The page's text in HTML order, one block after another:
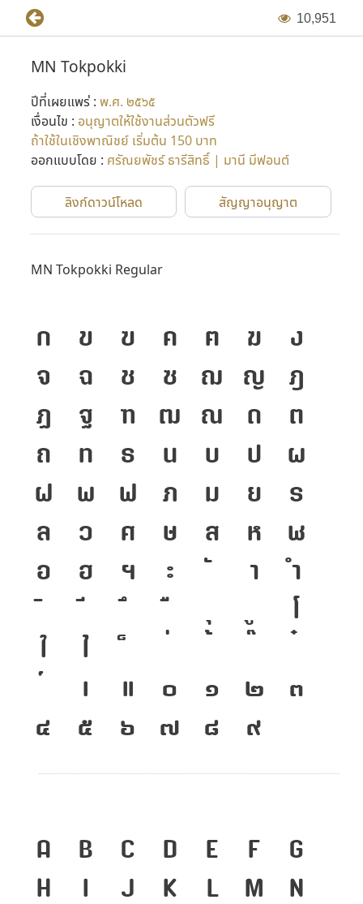
10,951
MN Tokpokki
ปีที่เผยแพร่ : พ.ศ. ๒๕๖๕
เงื่อนไข : อนุญาตให้ใช้งานส่วนตัวฟรี
ถ้าใช้ในเชิงพาณิชย์ เริ่มต้น 150 บาท
ออกแบบโดย : ศรัณยพัชร์ ธารีสิทธิ์ | มานี มีฟอนต์
ลิงก์ดาวน์โหลด สัญญาอนุญาต
MN Tokpokki Regular
ก ข ฃ ค ฅ ฆ
ง
จ
ฉ ช ซ ฌ ญ
ฎ
ฏ
ฐ ฑ ฒ ณ ด
ต
ถ
ท ธ น บ ป
ผ
ฝ
พ ฟ ภ ม ย
ร
ล
ว ศ ษ ส ห
ฬ
อ
ฮ ฯ ะ า
ำ
โ
ใ
ไ
เ
แ ๐ ๑ ๒
๓
๔
๕ ๖ ๗ ๘ ๙
A B C D E F
G
H
I J K L M
N